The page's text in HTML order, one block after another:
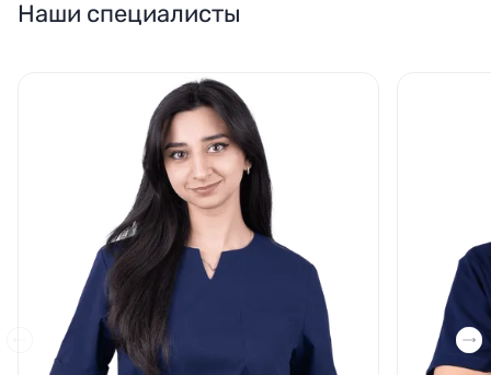
Наши специалисты